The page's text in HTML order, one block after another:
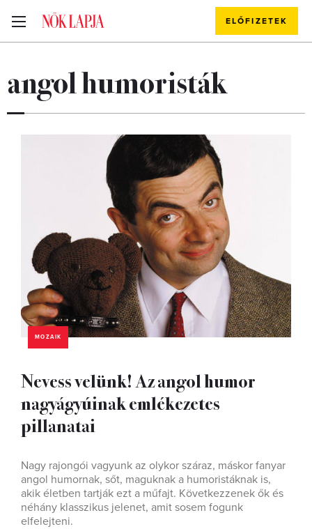
ELŐFIZETEK
angol humoristák
MOZAIK
Nevess velünk! Az angol humor
nagyágyúinak emlékezetes
pillanatai
Nagy rajongói vagyunk az olykor száraz, máskor fanyar
angol humornak, sőt, maguknak a humoristáknak is,
akik életben tartják ezt a műfajt. Következzenek ők és
néhány klasszikus jelenet, amit sosem fogunk
elfelejteni.